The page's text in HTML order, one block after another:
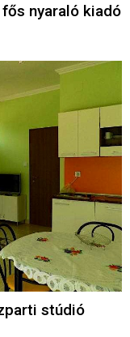
nyaraló kiadó
stúdió